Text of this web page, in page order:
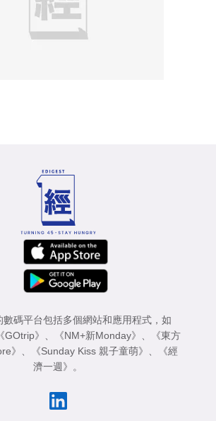
數碼平台包括多個網站和應用程式，如
《GOtrip》 、 《NM+新Monday》 、
《東方
》 、 《Sunday Kiss 親子童萌》 、
《經
濟一週》 。